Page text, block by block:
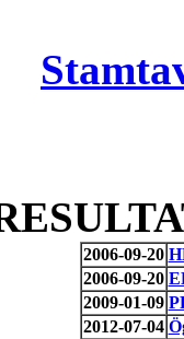
2006-09-20
2006-09-20
2009-01-09
2012-07-04